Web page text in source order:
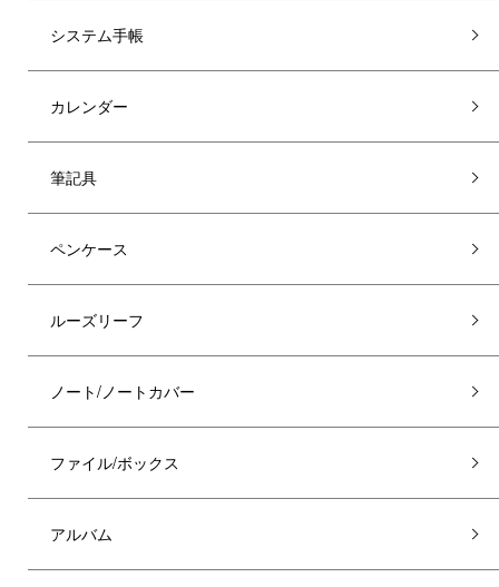
システム手帳
カレンダー
筆記具
ペンケース
ルーズリーフ
ノート/ノートカバー
ファイル/ボックス
アルバム